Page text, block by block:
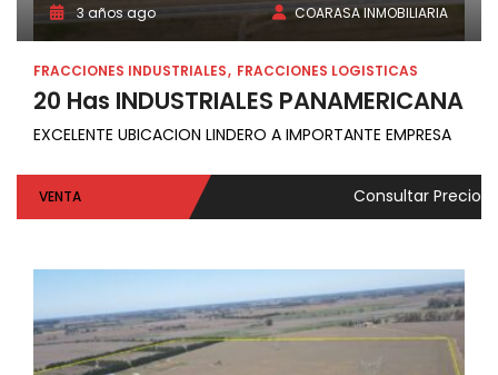
3 años ago COARASA INMOBILIARIA
FRACCIONES INDUSTRIALES FRACCIONES LOGISTICAS
20 Has INDUSTRIALES PANAMERICANA
EXCELENTE UBICACION LINDERO A IMPORTANTE EMPRESA
VENTA Consultar Precio